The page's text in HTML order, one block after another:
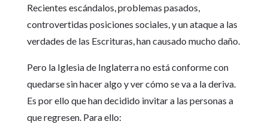
Recientes escándalos, problemas pasados,
controvertidas posiciones sociales, y un ataque a las
verdades de las Escrituras, han causado mucho daño.
Pero la Iglesia de Inglaterra no está conforme con
quedarse sin hacer algo y ver cómo se va a la deriva.
Es por ello que han decidido invitar a las personas a
que regresen. Para ello: